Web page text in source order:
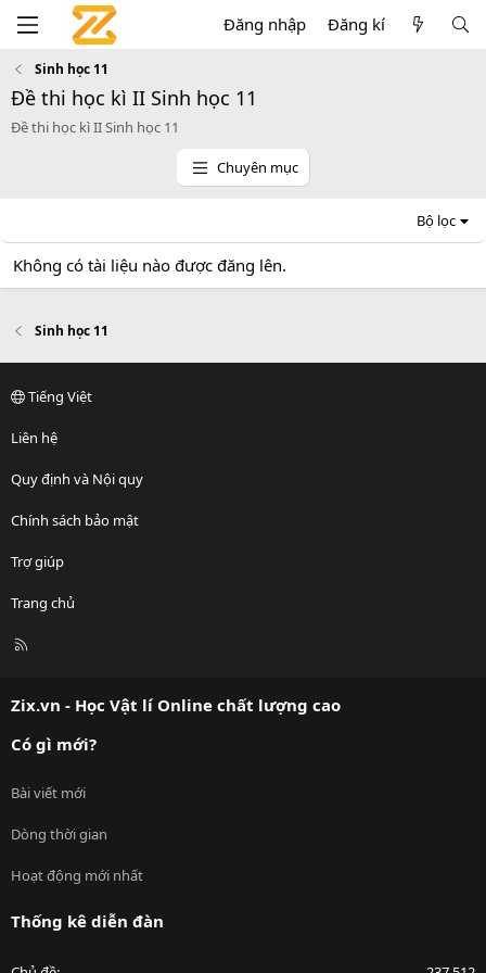
Đăng nhập Đăng kí
Sinh học 11
Đề thi học kì II Sinh học 11
Đề thi học kì II Sinh học 11
Chuyên mục
Bộ lọc
Không có tài liệu nào được đăng lên.
Sinh học 11
Tiếng Việt
Liên hệ
Quy định và Nội quy
Chính sách bảo mật
Trợ giúp
Trang chủ
R
Zix.vn - Học Vật lí Online chất lượng cao
Có gì mới?
Bài viết mới
Dòng thời gian
Hoạt động mới nhất
Thống kê diễn đàn